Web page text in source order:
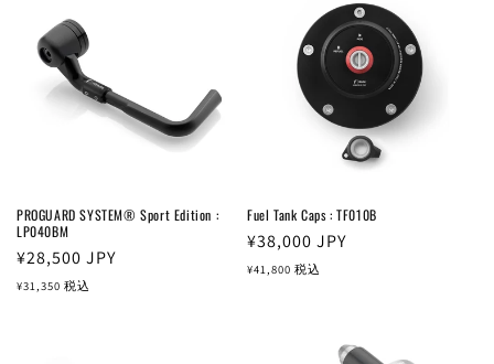
PROGUARD SYSTEM® Sport Edition :
LP040BM
通
常
¥28,500 JPY
¥31,350 税込
Fuel Tank Caps : TF010B
通
常
¥38,000 JPY
¥41,800 税込